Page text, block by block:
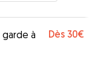
à
Dès 30€